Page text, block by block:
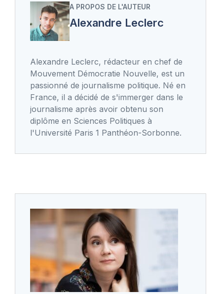
A PROPOS DE L'AUTEUR
Alexandre Leclerc
Alexandre Leclerc, rédacteur en chef de
Mouvement Démocratie Nouvelle, est un
passionné de journalisme politique. Né en
France, il a décidé de s'immerger dans le
journalisme après avoir obtenu son
diplôme en Sciences Politiques à
l'Université Paris 1 Panthéon-Sorbonne.